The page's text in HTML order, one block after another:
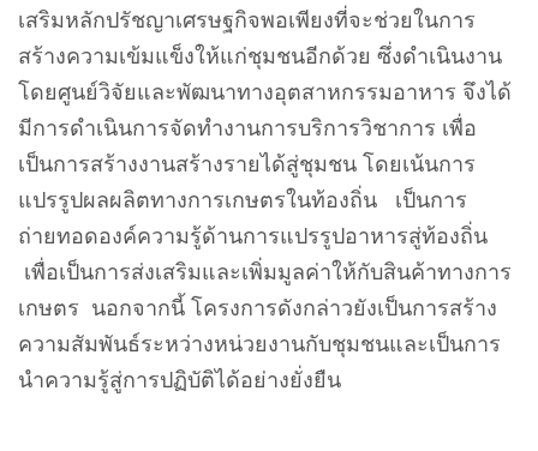
เสริมหลักปรัชญาเศรษฐกิจพอเพียงที่จะช่วยในการ
สร้างความเข้มแข็งให้แก่ชุมชนอีกด้วย ซึ่งดำเนินงาน
โดยศูนย์วิจัยและพัฒนาทางอุตสาหกรรมอาหาร จึงได้
มีการดำเนินการจัดทำงานการบริการวิชาการ เพื่อ
เป็นการสร้างงานสร้างรายได้สู่ชุมชน โดยเน้นการ
แปรรูปผลผลิตทางการเกษตรในท้องถิ่น เป็นการ
ถ่ายทอดองค์ความรู้ด้านการแปรรูปอาหารสู่ท้องถิ่น
เพื่อเป็นการส่งเสริมและเพิ่มมูลค่าให้กับสินค้าทางการ
เกษตร นอกจากนี้ โครงการดังกล่าวยังเป็นการสร้าง
ความสัมพันธ์ระหว่างหน่วยงานกับชุมชนและเป็นการ
นำความรู้สู่การปฏิบัติได้อย่างยั่งยืน